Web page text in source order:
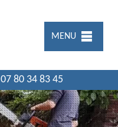
MENU
07 80 34 83 45